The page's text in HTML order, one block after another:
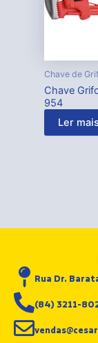
Chave de
Chave
954
Ler mais
Rua Dr.
(84) 3211-